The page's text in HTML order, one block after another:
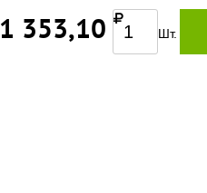
1 353,10 Шт.